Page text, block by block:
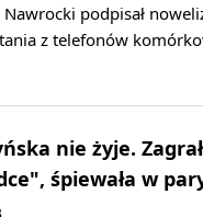
Nawrocki podpisał
z telefonów
nie żyje.
śpiewała w